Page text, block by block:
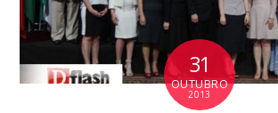
31
OUTUBRO
2013